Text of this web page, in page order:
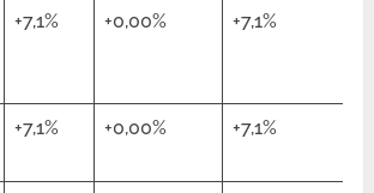
+7,1% +0,00% +7,1%
+7,1% +0,00% +7,1%